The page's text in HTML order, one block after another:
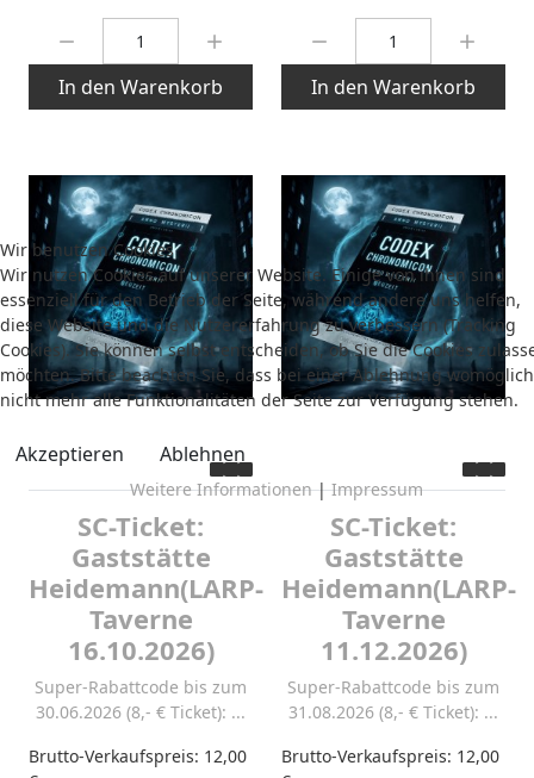
In den Warenkorb In den Warenkorb
SC-Ticket:
Gaststätte
Heidemann(LARP-
Taverne
16.10.2026)
Super-Rabattcode bis zum
30.06.2026 (8,- € Ticket): ...
Brutto-Verkaufspreis: 12,00
SC-Ticket:
Gaststätte
Heidemann(LARP-
Taverne
11.12.2026)
Super-Rabattcode bis zum
31.08.2026 (8,- € Ticket): ...
Brutto-Verkaufspreis: 12,00
Wir benutzen Cookies
Wir nutzen Cookies auf unserer Website. Einige von ihnen sind
essenziell für den Betrieb der Seite, während andere uns helfen,
diese Website und die Nutzererfahrung zu verbessern (Tracking
Cookies). Sie können selbst entscheiden, ob Sie die Cookies
möchten. Bitte beachten Sie, dass bei einer Ablehnung womöglich
nicht mehr alle Funktionalitäten der Seite zur Verfügung stehen.
Akzeptieren Ablehnen
Weitere Informationen|Impressum